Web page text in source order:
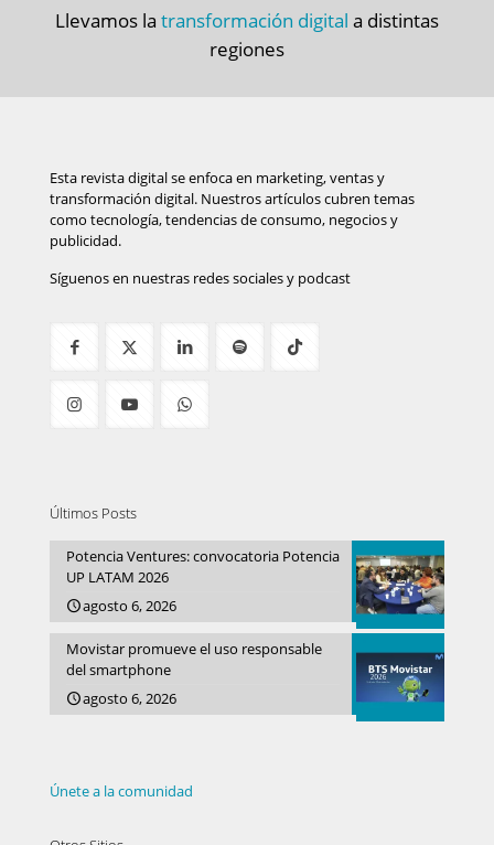
Llevamos la transformación digital a distintas
regiones
Esta revista digital se enfoca en marketing, ventas y
transformación digital. Nuestros artículos cubren temas
como tecnología, tendencias de consumo, negocios y
publicidad.
Síguenos en nuestras redes sociales y podcast
Últimos Posts
Potencia Ventures: convocatoria Potencia
UP LATAM 2026
agosto 6, 2026
Movistar promueve el uso responsable
del smartphone
agosto 6, 2026
Únete a la comunidad